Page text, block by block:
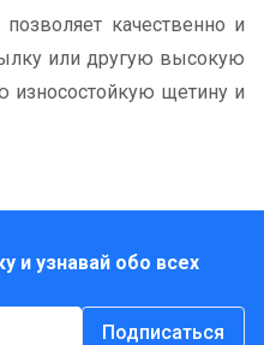
качественно и
или другую высокую
износостойкую щетину и
и узнавай обо всех
Подписаться